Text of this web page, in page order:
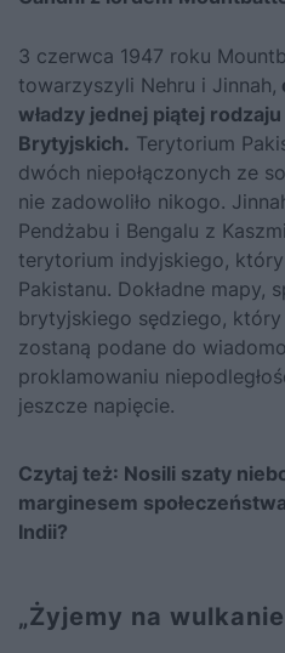
3 czerwca 1947 roku
towarzyszyli Nehru i Jinnah,
władzy jednej piątej
Brytyjskich. Terytorium
dwóch niepołączonych ze
nie zadowoliło nikogo.
Pendżabu i Bengalu z
terytorium indyjskiego,
Pakistanu. Dokładne mapy,
brytyjskiego sędziego, który
zostaną podane do
proklamowaniu
jeszcze napięcie.
Czytaj też: Nosili szaty
marginesem
Indii?
„Żyjemy na